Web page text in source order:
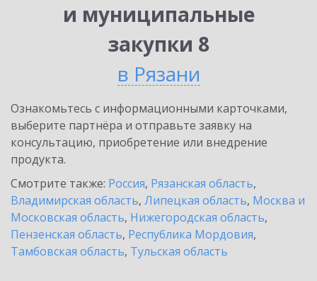
и муниципальные
закупки 8
в Рязани
Ознакомьтесь с информационными карточками,
выберите партнёра и отправьте заявку на
консультацию, приобретение или внедрение
продукта.
Смотрите также: Россия, Рязанская область,
Владимирская область, Липецкая область, Москва и
Московская область, Нижегородская область,
Пензенская область, Республика Мордовия,
Тамбовская область, Тульская область